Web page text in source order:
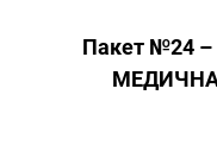
Пакет №24